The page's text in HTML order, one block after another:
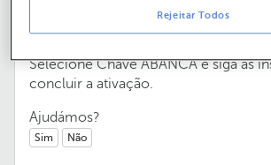
Abra o seu Mobile Banking e aceda à
Segurança a partir do seu perfil.
Selecione Chave ABANCA e siga as
concluir a ativação.
Ajudámos?
Sim Não
Rejeitar Todos